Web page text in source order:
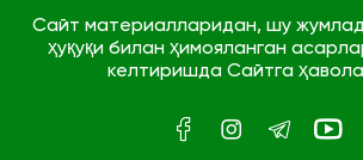
Сайт материалларидан, шу
ҳуқуқи билан ҳимояланган
келтиришда Сайтга